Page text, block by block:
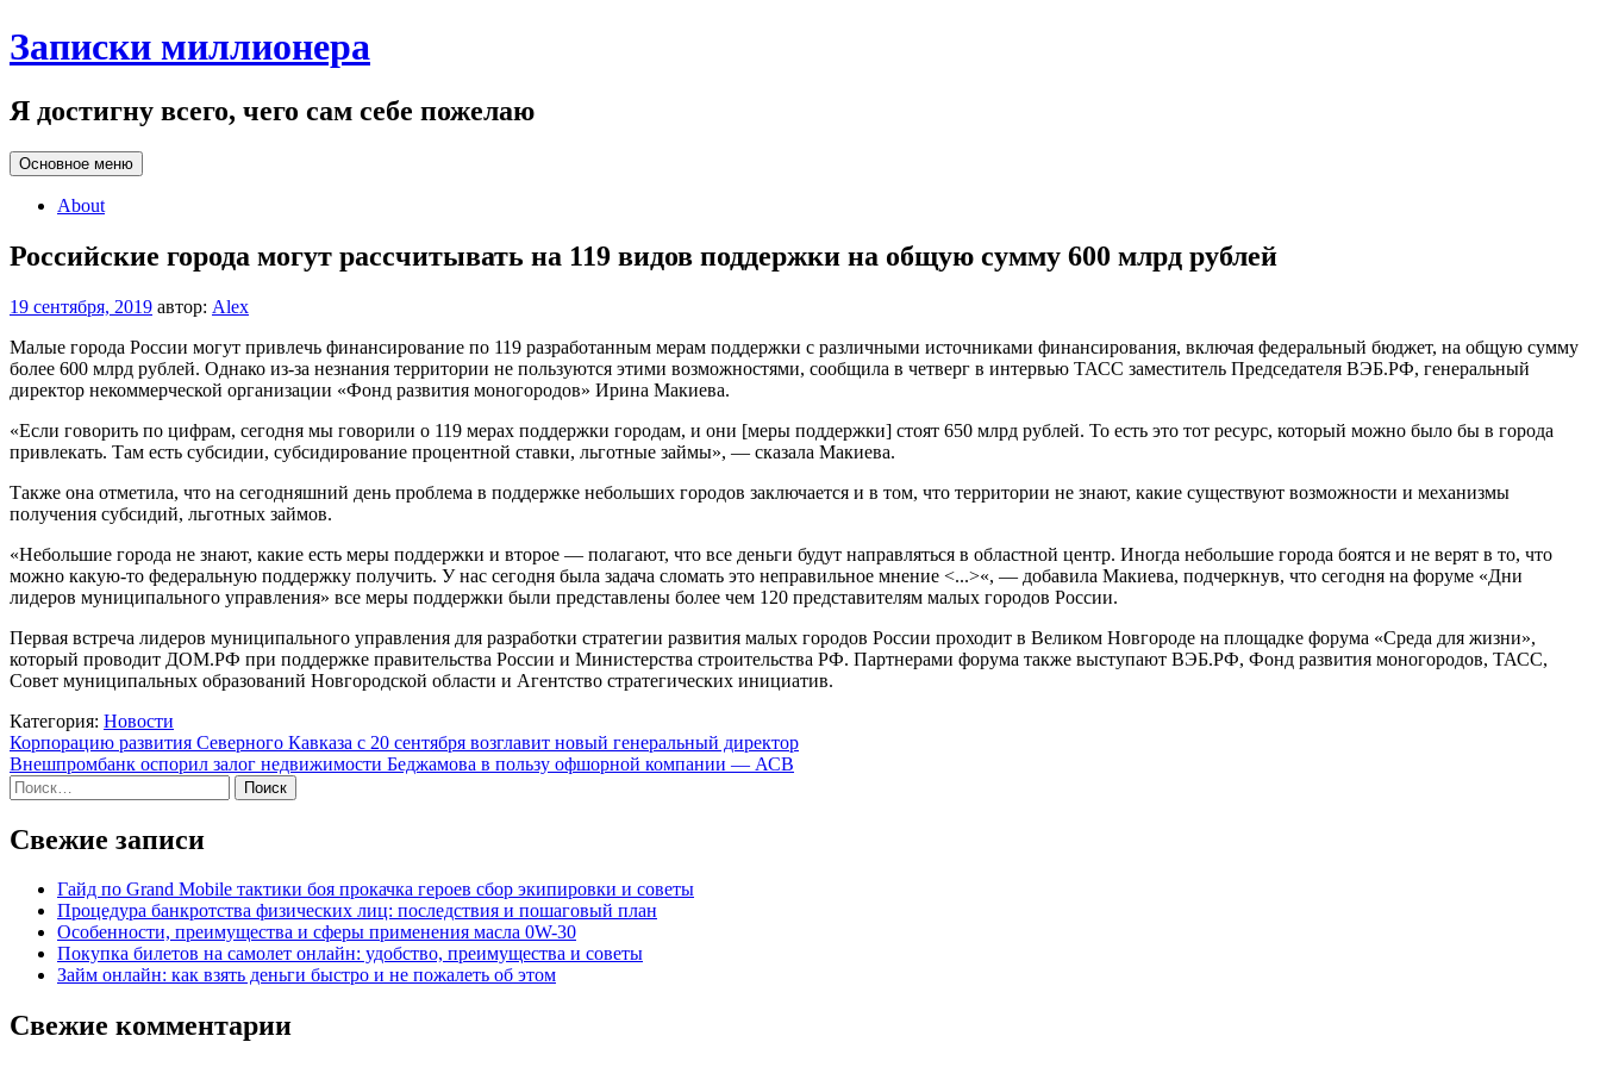
Перейти
к
Записки миллионера
Я достигну всего, чего сам себе пожелаю
Основное меню
About
Российские города могут рассчитывать на 119 видов поддержки на общую сумму 600 млрд рублей
19 сентября, 2019 автор: Alex
Малые города России могут привлечь финансирование по 119 разработанным мерам поддержки с различными источниками финансирования, включая федеральный бюджет, на общую сумму
более 600 млрд рублей. Однако из-за незнания территории не пользуются этими возможностями, сообщила в четверг в интервью ТАСС заместитель Председателя ВЭБ.РФ, генеральный
директор некоммерческой организации «Фонд развития моногородов» Ирина Макиева.
«Если говорить по цифрам, сегодня мы говорили о 119 мерах поддержки городам, и они [меры поддержки] стоят 650 млрд рублей. То есть это тот ресурс, который можно было бы в города
привлекать. Там есть субсидии, субсидирование процентной ставки, льготные займы», — сказала Макиева.
Также она отметила, что на сегодняшний день проблема в поддержке небольших городов заключается и в том, что территории не знают, какие существуют возможности и механизмы
получения субсидий, льготных займов.
«Небольшие города не знают, какие есть меры поддержки и второе — полагают, что все деньги будут направляться в областной центр. Иногда небольшие города боятся и не верят в то, что
можно какую-то федеральную поддержку получить. У нас сегодня была задача сломать это неправильное мнение <...>«, — добавила Макиева, подчеркнув, что сегодня на форуме «Дни
лидеров муниципального управления» все меры поддержки были представлены более чем 120 представителям малых городов России.
Первая встреча лидеров муниципального управления для разработки стратегии развития малых городов России проходит в Великом Новгороде на площадке форума «Среда для жизни»,
который проводит ДОМ.РФ при поддержке правительства России и Министерства строительства РФ. Партнерами форума также выступают ВЭБ.РФ, Фонд развития моногородов, ТАСС,
Совет муниципальных образований Новгородской области и Агентство стратегических инициатив.
Категория: Новости
Навигация
по
записям
Корпорацию развития Северного Кавказа с 20 сентября возглавит новый генеральный директор
Внешпромбанк оспорил залог недвижимости Беджамова в пользу офшорной компании — АСВ
Найти:
Свежие записи
Гайд по Grand Mobile тактики боя прокачка героев сбор экипировки и советы
Процедура банкротства физических лиц: последствия и пошаговый план
Особенности, преимущества и сферы применения масла 0W-30
Покупка билетов на самолет онлайн: удобство, преимущества и советы
Займ онлайн: как взять деньги быстро и не пожалеть об этом
Свежие комментарии